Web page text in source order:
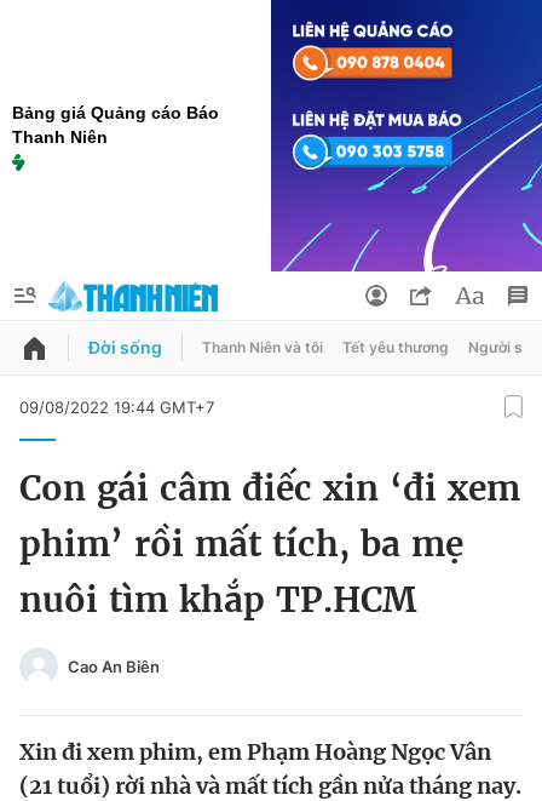
Bảng giá Quảng cáo Báo
Thanh Niên
QUẢNG CÁO ĐẶT BÁO
Chuyên mục
Chuyên mục khác
Video Magazine
Đổi mật khẩu
Tin đã lưu
Tin đã xem
Đăng xuất
Đời sống Thanh Niên và tôi Tết yêu thương Người
09/08/2022 19:44 GMT+7
Con gái câm điếc xin ‘đi xem
phim’ rồi mất tích, ba mẹ
nuôi tìm khắp TP.HCM
Cao An Biên
Xin đi xem phim, em Phạm Hoàng Ngọc Vân
(21 tuổi) rời nhà và mất tích gần nửa tháng nay.